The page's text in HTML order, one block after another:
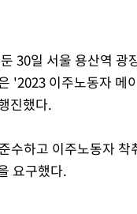
30일 서울 용산역 광
'2023 이주노동자 메
진했다.
수하고 이주노동자 착
요구했다.